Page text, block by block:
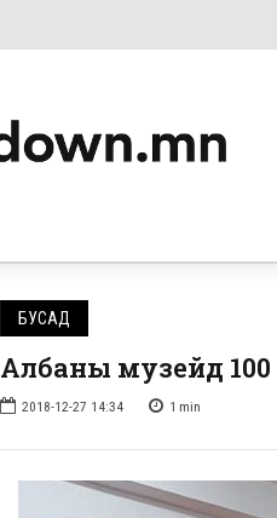
БУСАД
Албаны музейд 100
2018-12-27 14:34 1 min